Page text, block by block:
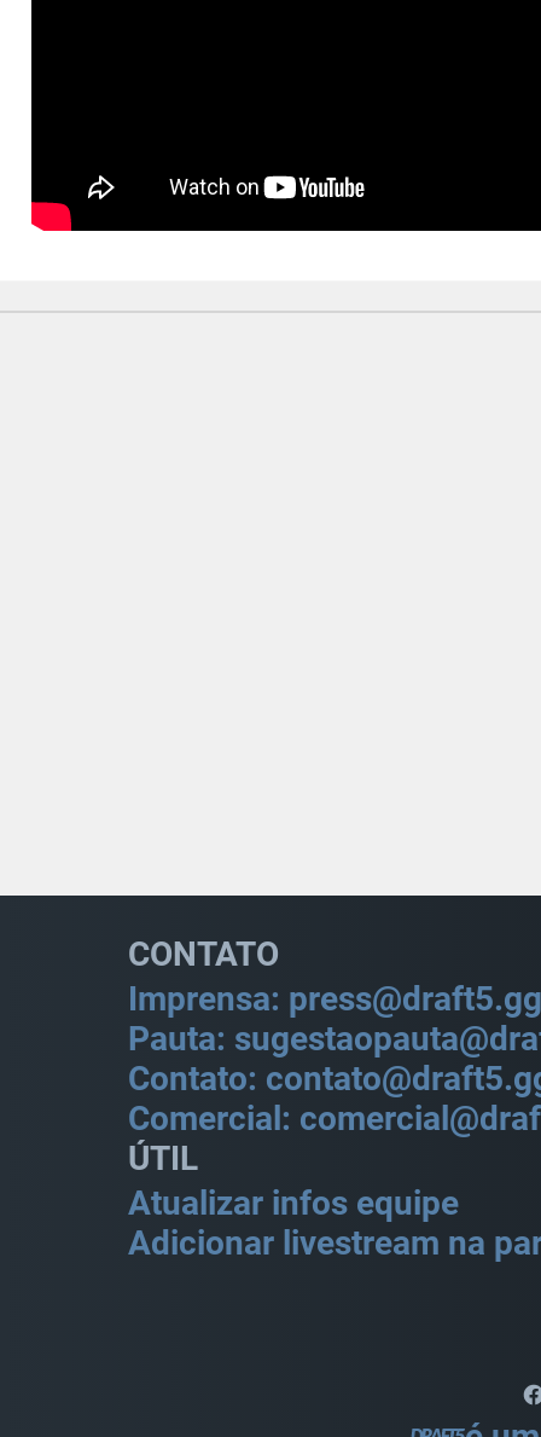
CONTATO
Imprensa: press@draft5.gg
Pauta:
Contato:
Comercial:
ÚTIL
Atualizar infos equipe
Adicionar livestream na